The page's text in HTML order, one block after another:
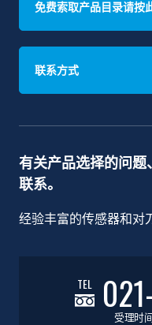
免费索取产品目录请按
联系方式
有关产品选择的问题
联系。
经验丰富的传感器和对
TEL
受理时